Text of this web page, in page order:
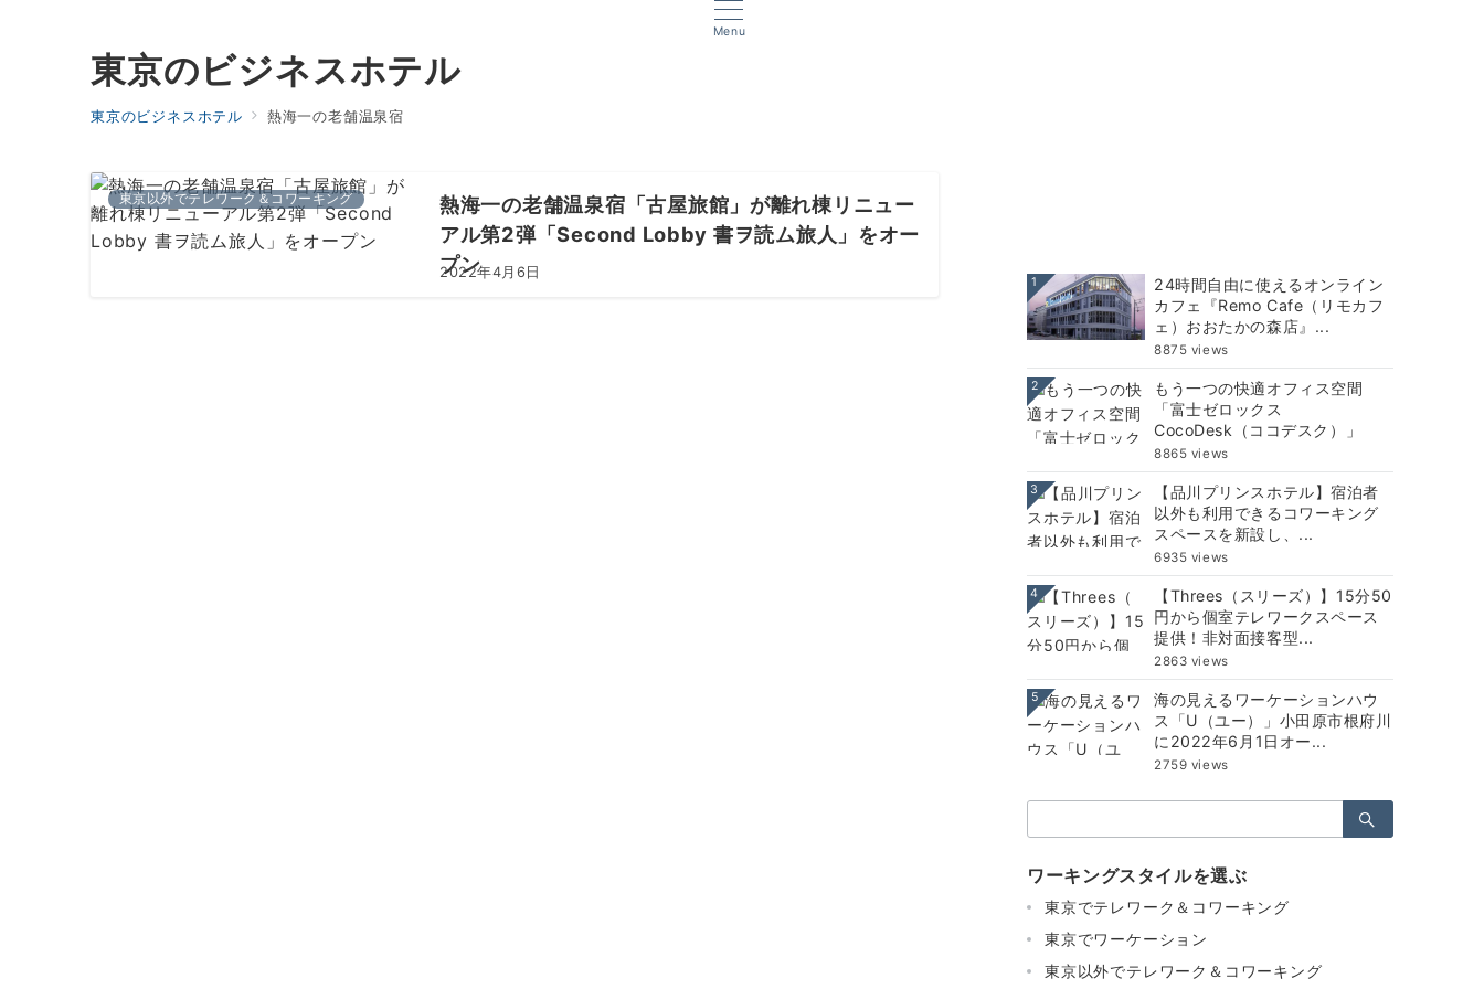
Menu
東京のビジネスホテル
東京のビジネスホテル 熱海一の老舗温泉宿
東京以外でテレワーク＆コワーキング
熱海一の老舗温泉宿「古屋旅館」が離れ棟リニュー
アル第2弾「Second Lobby 書ヲ読ム旅人」をオー
プン
2022年4月6日
1
24時間自由に使えるオンライン
カフェ『Remo Cafe（リモカフ
ェ）おおたかの森店』...
8875 views
2
もう一つの快適オフィス空間
「富士ゼロックス
CocoDesk（ココデスク）」
8865 views
3
【品川プリンスホテル】宿泊者
以外も利用できるコワーキング
スペースを新設し、...
6935 views
4
【Threes（スリーズ）】15分50
円から個室テレワークスペース
提供！非対面接客型...
2863 views
5
海の見えるワーケーションハウ
ス「U（ユー）」小田原市根府川
に2022年6月1日オー...
2759 views
索：
ワーキングスタイルを選ぶ
東京でテレワーク＆コワーキング
東京でワーケーション
東京以外でテレワーク＆コワーキング